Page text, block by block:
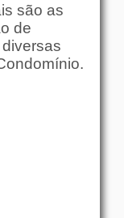
são as
de